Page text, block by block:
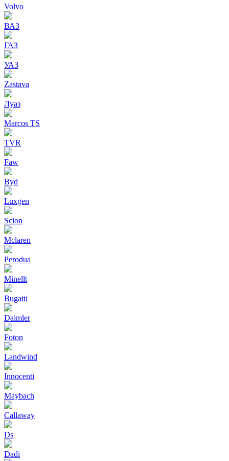
Volvo
ВАЗ
ГАЗ
УАЗ
Zastava
Луаз
Marcos TS
TVR
Faw
Byd
Luxgen
Scion
Mclaren
Perodua
Minellt
Bugatti
Daimler
Foton
Landwind
Innocenti
Maybach
Callaway
Ds
Dadi